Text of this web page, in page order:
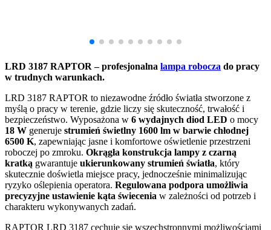
LRD 3187 RAPTOR – profesjonalna lampa robocza do pracy
w trudnych warunkach.
LRD 3187 RAPTOR to niezawodne źródło światła stworzone z
myślą o pracy w terenie, gdzie liczy się skuteczność, trwałość i
bezpieczeństwo. Wyposażona w 6 wydajnych diod LED o mocy
18 W generuje strumień świetlny 1600 lm w barwie chłodnej
6500 K, zapewniając jasne i komfortowe oświetlenie przestrzeni
roboczej po zmroku. Okrągła konstrukcja lampy z czarną
kratką gwarantuje ukierunkowany strumień światła, który
skutecznie doświetla miejsce pracy, jednocześnie minimalizując
ryzyko oślepienia operatora. Regulowana podpora umożliwia
precyzyjne ustawienie kąta świecenia w zależności od potrzeb i
charakteru wykonywanych zadań.
RAPTOR LRD 3187 cechuje się wszechstronnymi możliwościami